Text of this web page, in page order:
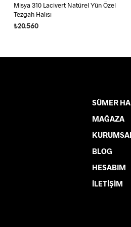
Misya 310 Lacivert Natürel Yün Özel
Tezgah Halısı
₺20.560
Seçenekler
sayfasından
SÜMER
MAĞAZA
BLOG
HESABIM
İLETİŞİM